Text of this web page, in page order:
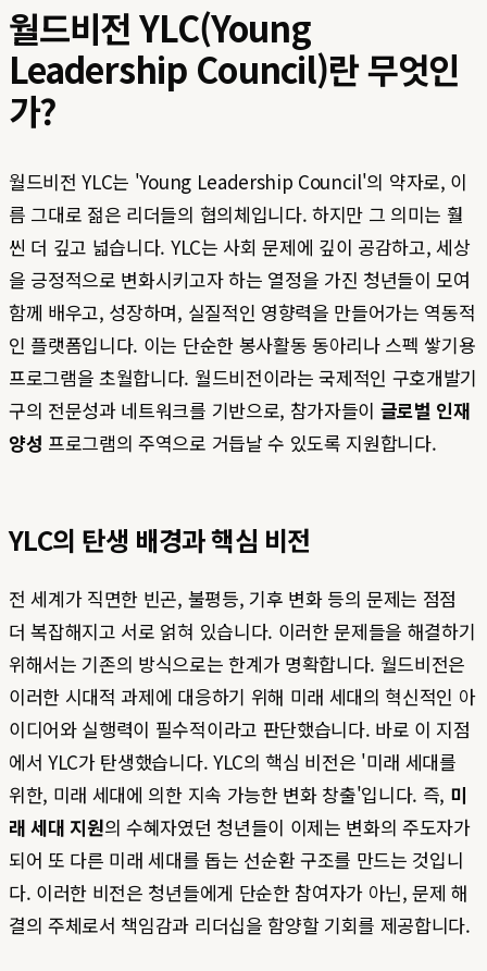
월드비전 YLC(Young
Leadership Council)란 무엇인
가?
월드비전 YLC는 'Young Leadership Council'의 약자로, 이
름 그대로 젊은 리더들의 협의체입니다. 하지만 그 의미는 훨
씬 더 깊고 넓습니다. YLC는 사회 문제에 깊이 공감하고, 세상
을 긍정적으로 변화시키고자 하는 열정을 가진 청년들이 모여
함께 배우고, 성장하며, 실질적인 영향력을 만들어가는 역동적
인 플랫폼입니다. 이는 단순한 봉사활동 동아리나 스펙 쌓기용
프로그램을 초월합니다. 월드비전이라는 국제적인 구호개발기
구의 전문성과 네트워크를 기반으로, 참가자들이 글로벌 인재
양성 프로그램의 주역으로 거듭날 수 있도록 지원합니다.
YLC의 탄생 배경과 핵심 비전
전 세계가 직면한 빈곤, 불평등, 기후 변화 등의 문제는 점점
더 복잡해지고 서로 얽혀 있습니다. 이러한 문제들을 해결하기
위해서는 기존의 방식으로는 한계가 명확합니다. 월드비전은
이러한 시대적 과제에 대응하기 위해 미래 세대의 혁신적인 아
이디어와 실행력이 필수적이라고 판단했습니다. 바로 이 지점
에서 YLC가 탄생했습니다. YLC의 핵심 비전은 '미래 세대를
위한, 미래 세대에 의한 지속 가능한 변화 창출'입니다. 즉, 미
래 세대 지원의 수혜자였던 청년들이 이제는 변화의 주도자가
되어 또 다른 미래 세대를 돕는 선순환 구조를 만드는 것입니
다. 이러한 비전은 청년들에게 단순한 참여자가 아닌, 문제 해
결의 주체로서 책임감과 리더십을 함양할 기회를 제공합니다.